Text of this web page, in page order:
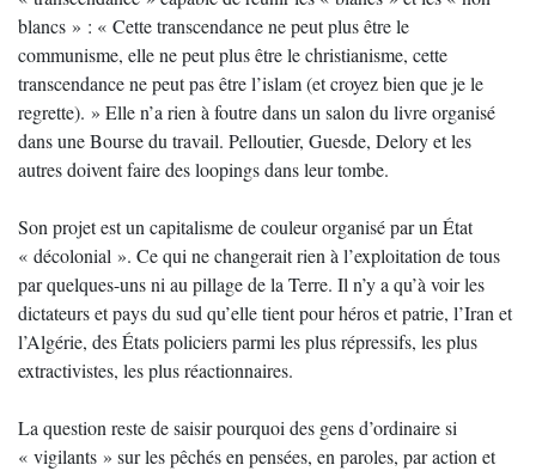
blancs » : « Cette transcendance ne peut plus être le
communisme, elle ne peut plus être le christianisme, cette
transcendance ne peut pas être l’islam (et croyez bien que je le
regrette). » Elle n’a rien à foutre dans un salon du livre organisé
dans une Bourse du travail. Pelloutier, Guesde, Delory et les
autres doivent faire des loopings dans leur tombe.
Son projet est un capitalisme de couleur organisé par un État
« décolonial ». Ce qui ne changerait rien à l’exploitation de tous
par quelques-uns ni au pillage de la Terre. Il n’y a qu’à voir les
dictateurs et pays du sud qu’elle tient pour héros et patrie, l’Iran et
l’Algérie, des États policiers parmi les plus répressifs, les plus
extractivistes, les plus réactionnaires.
La question reste de saisir pourquoi des gens d’ordinaire si
« vigilants » sur les pêchés en pensées, en paroles, par action et